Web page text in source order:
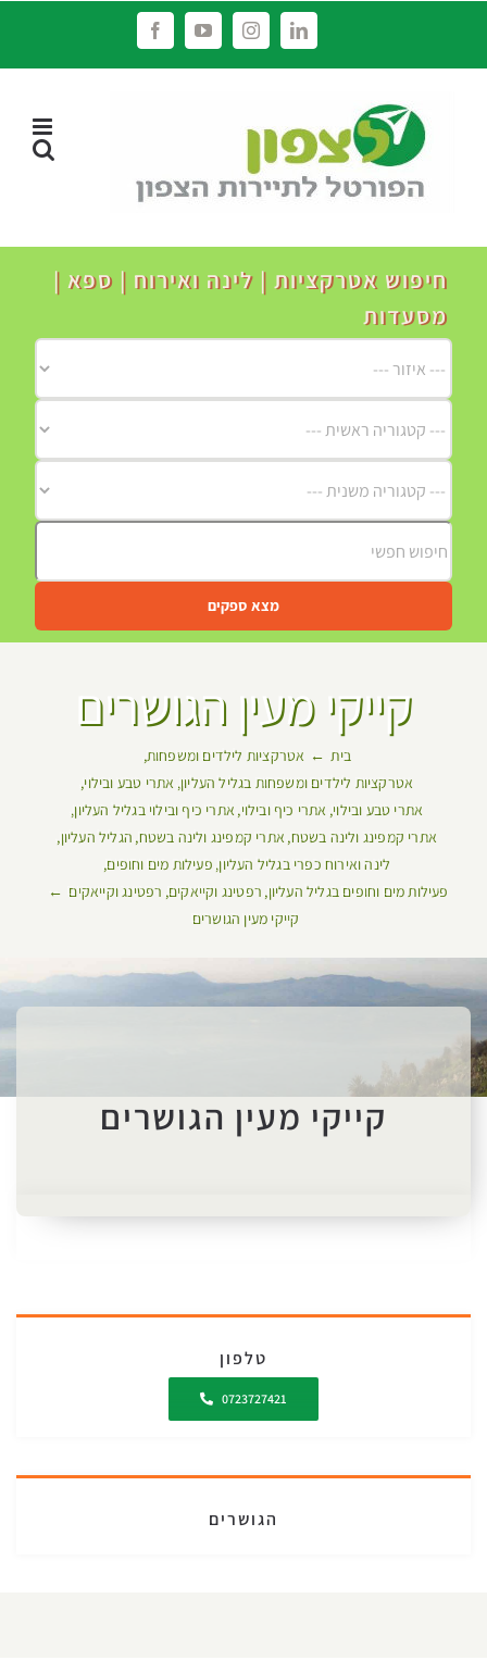
LinkedIn
Instagram
YouTube
Facebook
חיפוש אטרקציות | לינה ואירוח | ספא |
מסעדות
מצא ספקים
קייקי מעין הגושרים
בית
אטרקציות לילדים ומשפחות
אטרקציות לילדים ומשפחות בגליל העליון אתרי טבע ובילוי
אתרי טבע ובילוי אתרי כיף ובילוי אתרי כיף ובילוי בגליל העליון
אתרי קמפינג ולינה בשטח אתרי קמפינג ולינה בשטח הגליל העליון
לינה ואירוח כפרי בגליל העליון פעילות מים וחופים
פעילות מים וחופים בגליל העליון רפטינג וקייאקים רפטינג וקייאקים
קייקי מעין הגושרים
קייקי מעין הגושרים
טלפון
0723727421
הגושרים